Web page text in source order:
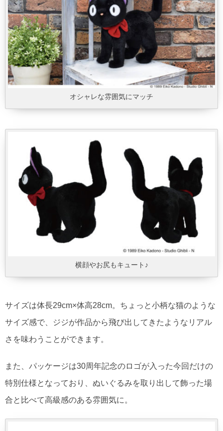
オシャレな雰囲気にマッチ
横顔やお尻もキュート♪
サイズは体長29cm×体高28cm。ちょっと小柄な猫のような
サイズ感で、ジジが作品から飛び出してきたようなリアル
さを味わうことができます。
また、パッケージは30周年記念のロゴが入った今回だけの
特別仕様となっており、ぬいぐるみを取り出して飾った場
合と比べて高級感のある雰囲気に。